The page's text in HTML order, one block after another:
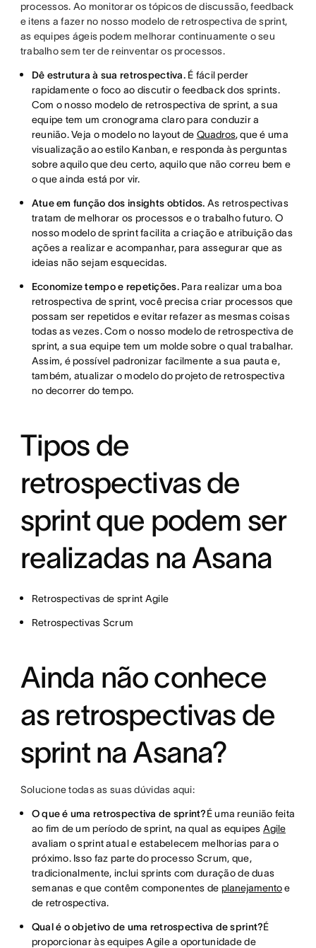
processos. Ao monitorar os tópicos de discussão, feedback
e itens a fazer no nosso modelo de retrospectiva de sprint,
as equipes ágeis podem melhorar continuamente o seu
trabalho sem ter de reinventar os processos.
Dê estrutura à sua retrospectiva. É fácil perder
rapidamente o foco ao discutir o feedback dos sprints.
Com o nosso modelo de retrospectiva de sprint, a sua
equipe tem um cronograma claro para conduzir a
reunião. Veja o modelo no layout de Quadros, que é uma
visualização ao estilo Kanban, e responda às perguntas
sobre aquilo que deu certo, aquilo que não correu bem e
o que ainda está por vir.
Atue em função dos insights obtidos.As retrospectivas
tratam de melhorar os processos e o trabalho futuro. O
nosso modelo de sprint facilita a criação e atribuição das
ações a realizar e acompanhar, para assegurar que as
ideias não sejam esquecidas.
Economize tempo e repetições. Para realizar uma boa
retrospectiva de sprint, você precisa criar processos que
possam ser repetidos e evitar refazer as mesmas coisas
todas as vezes. Com o nosso modelo de retrospectiva de
sprint, a sua equipe tem um molde sobre o qual trabalhar.
Assim, é possível padronizar facilmente a sua pauta e,
também, atualizar o modelo do projeto de retrospectiva
no decorrer do tempo.
Tipos de
retrospectivas de
sprint que podem ser
realizadas na Asana
Retrospectivas de sprint Agile
Retrospectivas Scrum
Ainda não conhece
as retrospectivas de
sprint na Asana?
Solucione todas as suas dúvidas aqui:
O que é uma retrospectiva de sprint?É uma reunião feita
ao fim de um período de sprint, na qual as equipes Agile
avaliam o sprint atual e estabelecem melhorias para o
próximo. Isso faz parte do processo Scrum, que,
tradicionalmente, inclui sprints com duração de duas
semanas e que contêm componentes de planejamentoe
de retrospectiva.
Qual é o objetivo de uma retrospectiva de sprint?É
proporcionar às equipes Agile a oportunidade de